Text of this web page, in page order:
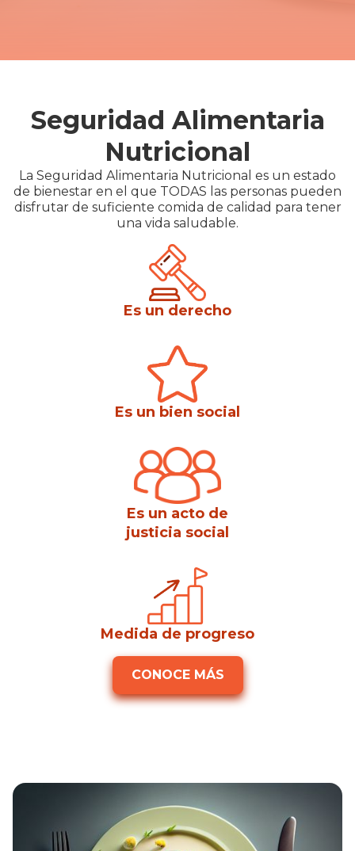
Seguridad Alimentaria
Nutricional
La Seguridad Alimentaria Nutricional es un estado
de bienestar en el que TODAS las personas pueden
disfrutar de suficiente comida de calidad para tener
una vida saludable.
Es un derecho
Es un bien social
Es un acto de
justicia social
Medida de progreso
CONOCE MÁS